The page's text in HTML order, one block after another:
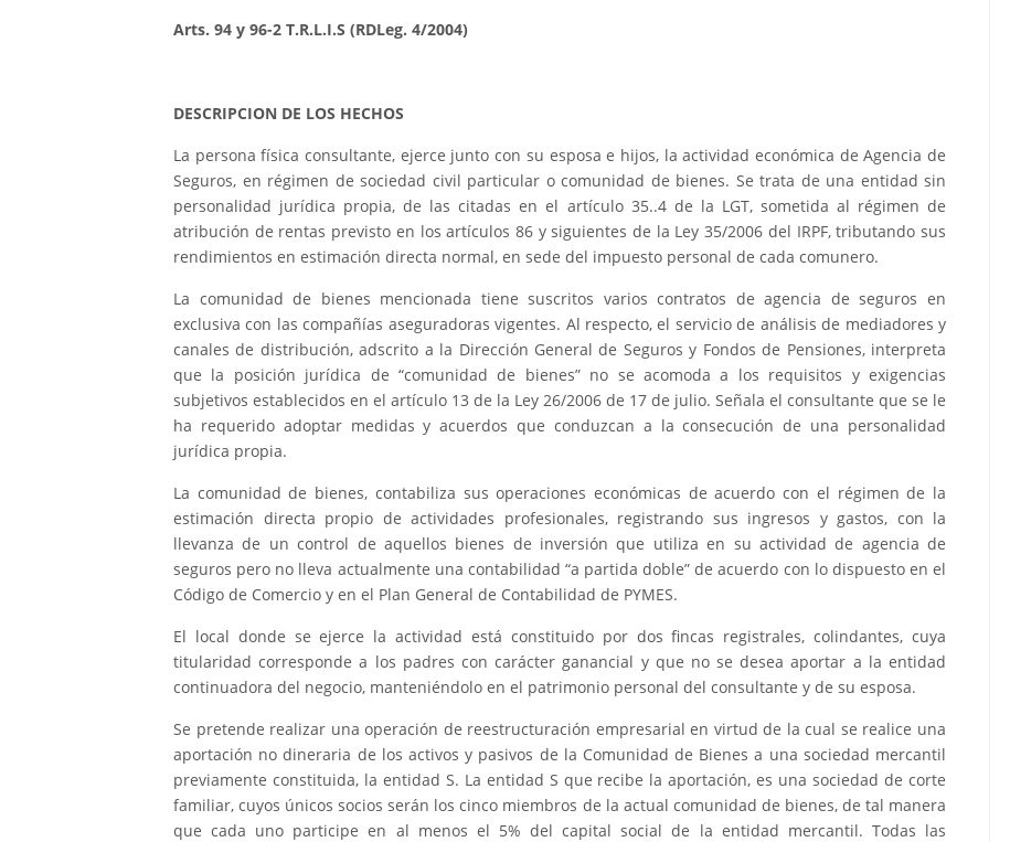
Arts. 94 y 96-2 T.R.L.I.S (RDLeg. 4/2004)
DESCRIPCION DE LOS HECHOS
La persona física consultante, ejerce junto con su esposa e hijos, la actividad económica de Agencia de
Seguros, en régimen de sociedad civil particular o comunidad de bienes. Se trata de una entidad sin
personalidad jurídica propia, de las citadas en el artículo 35..4 de la LGT, sometida al régimen de
atribución de rentas previsto en los artículos 86 y siguientes de la Ley 35/2006 del IRPF, tributando sus
rendimientos en estimación directa normal, en sede del impuesto personal de cada comunero.
La comunidad de bienes mencionada tiene suscritos varios contratos de agencia de seguros en
exclusiva con las compañías aseguradoras vigentes. Al respecto, el servicio de análisis de mediadores y
canales de distribución, adscrito a la Dirección General de Seguros y Fondos de Pensiones, interpreta
que la posición jurídica de “comunidad de bienes” no se acomoda a los requisitos y exigencias
subjetivos establecidos en el artículo 13 de la Ley 26/2006 de 17 de julio. Señala el consultante que se le
ha requerido adoptar medidas y acuerdos que conduzcan a la consecución de una personalidad
jurídica propia.
La comunidad de bienes, contabiliza sus operaciones económicas de acuerdo con el régimen de la
estimación directa propio de actividades profesionales, registrando sus ingresos y gastos, con la
llevanza de un control de aquellos bienes de inversión que utiliza en su actividad de agencia de
seguros pero no lleva actualmente una contabilidad “a partida doble” de acuerdo con lo dispuesto en el
Código de Comercio y en el Plan General de Contabilidad de PYMES.
El local donde se ejerce la actividad está constituido por dos fincas registrales, colindantes, cuya
titularidad corresponde a los padres con carácter ganancial y que no se desea aportar a la entidad
continuadora del negocio, manteniéndolo en el patrimonio personal del consultante y de su esposa.
Se pretende realizar una operación de reestructuración empresarial en virtud de la cual se realice una
aportación no dineraria de los activos y pasivos de la Comunidad de Bienes a una sociedad mercantil
previamente constituida, la entidad S. La entidad S que recibe la aportación, es una sociedad de corte
familiar, cuyos únicos socios serán los cinco miembros de la actual comunidad de bienes, de tal manera
que cada uno participe en al menos el 5% del capital social de la entidad mercantil. Todas las